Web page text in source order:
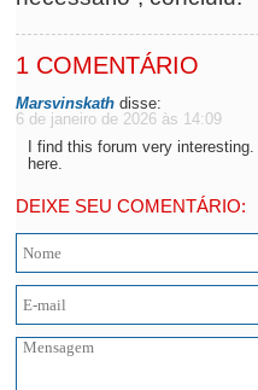
1 COMENTÁRIO
Marsvinskath disse:
6 de janeiro de 2026 às 14:09
I find this forum very
here.
DEIXE SEU COMENTÁRIO: